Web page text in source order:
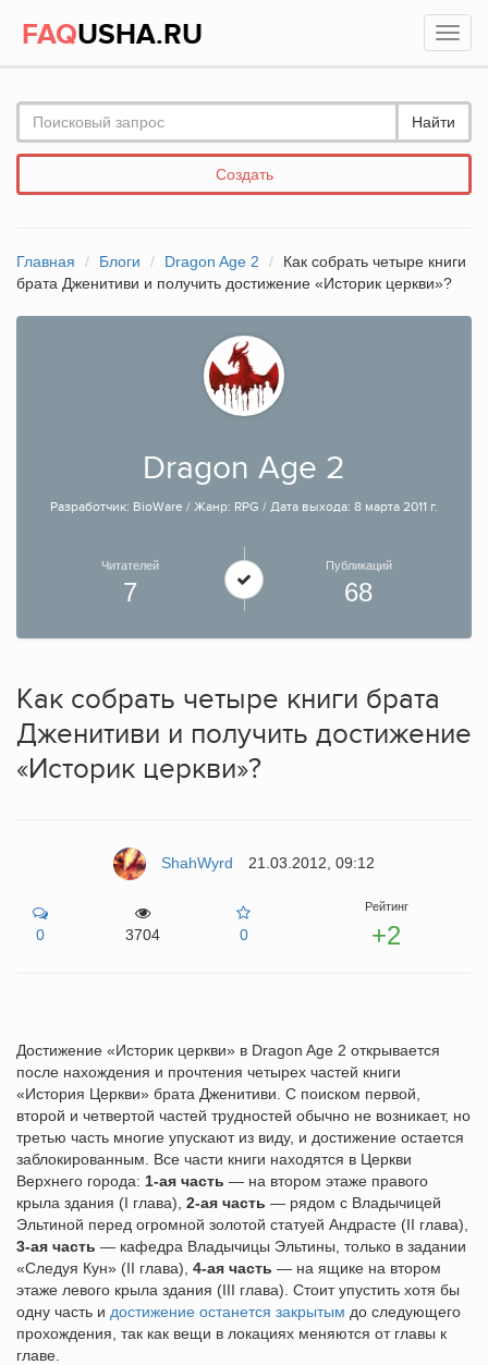
FAQUSHA.RU
Найти
Создать
Главная Блоги Dragon Age 2
Как собрать четыре книги
брата Дженитиви и получить достижение «Историк церкви»?
Dragon Age 2
Разработчик: BioWare / Жанр: RPG / Дата выхода: 8 марта 2011 г.
Читателей
7
Публикаций
68
Как собрать четыре книги брата
Дженитиви и получить достижение
«Историк церкви»?
ShahWyrd 21.03.2012, 09:12
0 3704 0
Рейтинг
+2
Достижение «Историк церкви» в Dragon Age 2 открывается
после нахождения и прочтения четырех частей книги
«История Церкви» брата Дженитиви. С поиском первой,
второй и четвертой частей трудностей обычно не возникает, но
третью часть многие упускают из виду, и достижение остается
заблокированным. Все части книги находятся в Церкви
Верхнего города: 1-ая часть — на втором этаже правого
крыла здания (I глава), 2-ая часть — рядом с Владычицей
Эльтиной перед огромной золотой статуей Андрасте (II глава),
3-ая часть — кафедра Владычицы Эльтины, только в задании
«Следуя Кун» (II глава), 4-ая часть — на ящике на втором
этаже левого крыла здания (III глава). Стоит упустить хотя бы
одну часть и достижение останется закрытым до следующего
прохождения, так как вещи в локациях меняются от главы к
главе.